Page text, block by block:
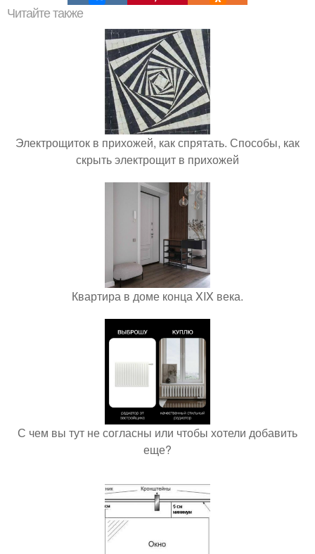
Читайте также
Электрощиток в прихожей, как спрятать. Способы, как
скрыть электрощит в прихожей
Квартира в доме конца XIX века.
С чем вы тут не согласны или чтобы хотели добавить
еще?